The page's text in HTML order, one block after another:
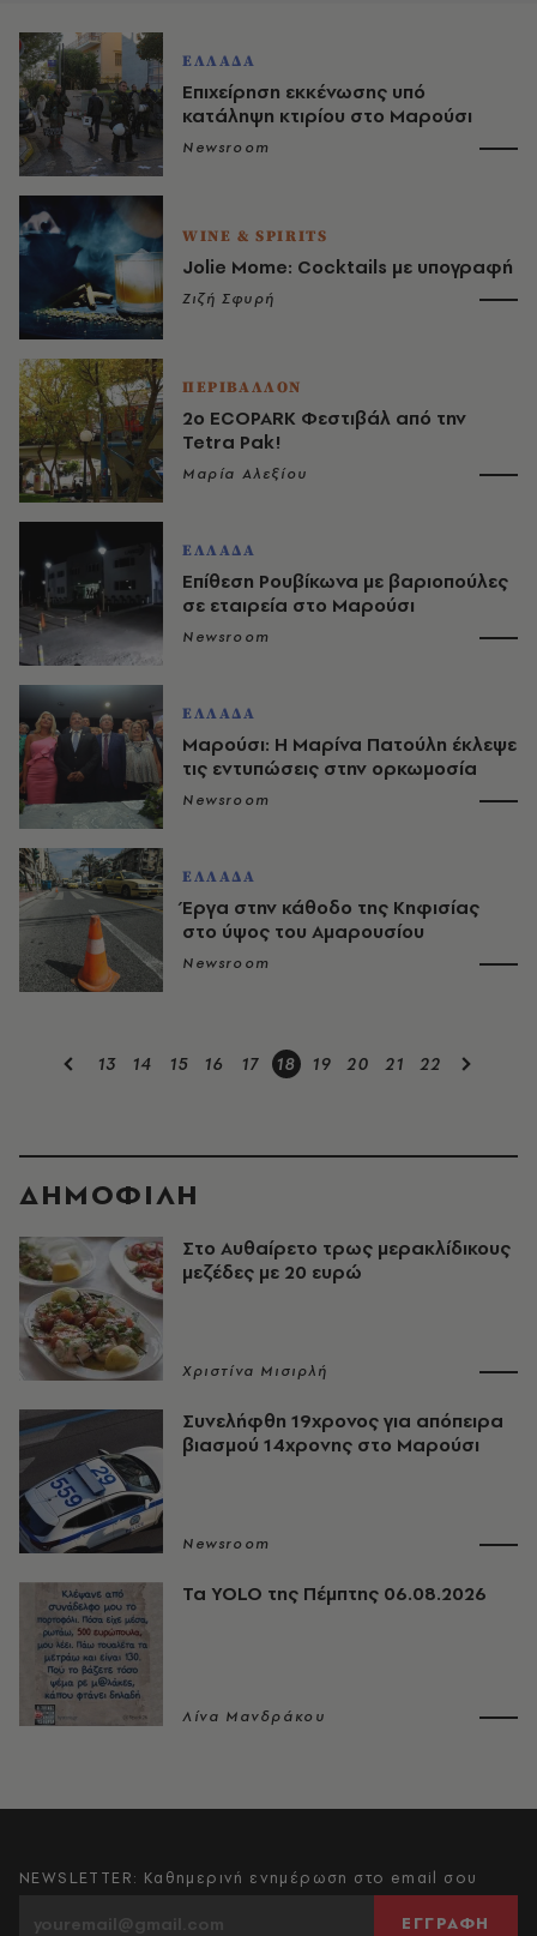
ΕΛΛΑΔΑ
Επιχείρηση εκκένωσης υπό
κατάληψη κτιρίου στο Μαρούσι
Newsroom
WINE & SPIRITS
Jolie Mome: Cocktails με υπογραφή
Ζιζή Σφυρή
ΠΕΡΙΒΑΛΛΟΝ
2ο ECOPARK Φεστιβάλ από την
Tetra Pak!
Μαρία Αλεξίου
ΕΛΛΑΔΑ
Επίθεση Ρουβίκωνα με βαριοπούλες
σε εταιρεία στο Μαρούσι
Newsroom
ΕΛΛΑΔΑ
Μαρούσι: Η Μαρίνα Πατούλη έκλεψε
τις εντυπώσεις στην ορκωμοσία
Newsroom
ΕΛΛΑΔΑ
Έργα στην κάθοδο της Κηφισίας
στο ύψος του Αμαρουσίου
Newsroom
13 14 15 16 17 18 19 20 21 22
ΔΗΜΟΦΙΛΗ
Στο Αυθαίρετο τρως μερακλίδικους
μεζέδες με 20 ευρώ
Χριστίνα Μισιρλή
Συνελήφθη 19χρονος για απόπειρα
βιασμού 14χρονης στο Μαρούσι
Newsroom
Τα YOLO της Πέμπτης 06.08.2026
Λίνα Μανδράκου
NEWSLETTER: Καθημερινή ενημέρωση στο email σου
ΕΓΓΡΑΦΗ